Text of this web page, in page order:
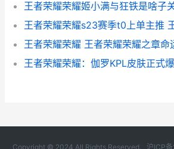
王者荣耀荣耀 王者荣耀荣耀之章命
Copyright © 2024 All Rights Reserved. 沪ICP